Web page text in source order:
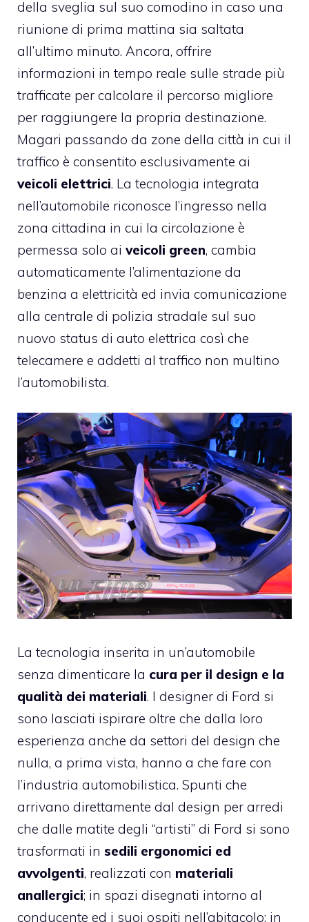
della sveglia sul suo comodino in caso una
riunione di prima mattina sia saltata
all’ultimo minuto. Ancora, offrire
informazioni in tempo reale sulle strade più
trafficate per calcolare il percorso migliore
per raggiungere la propria destinazione.
Magari passando da zone della città in cui il
traffico è consentito esclusivamente ai
veicoli elettrici. La tecnologia integrata
nell’automobile riconosce l’ingresso nella
zona cittadina in cui la circolazione è
permessa solo ai veicoli green, cambia
automaticamente l’alimentazione da
benzina a elettricità ed invia comunicazione
alla centrale di polizia stradale sul suo
nuovo status di auto elettrica così che
telecamere e addetti al traffico non multino
l’automobilista.
La tecnologia inserita in un’automobile
senza dimenticare la cura per il design e la
qualità dei materiali. I designer di Ford si
sono lasciati ispirare oltre che dalla loro
esperienza anche da settori del design che
nulla, a prima vista, hanno a che fare con
l’industria automobilistica. Spunti che
arrivano direttamente dal design per arredi
che dalle matite degli “artisti” di Ford si sono
trasformati in sedili ergonomici ed
avvolgenti, realizzati con materiali
anallergici; in spazi disegnati intorno al
conducente ed i suoi ospiti nell’abitacolo; in